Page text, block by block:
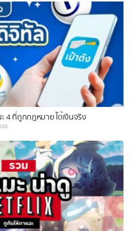
4 ที่ถูกกฎหมาย ได้เงินจริง